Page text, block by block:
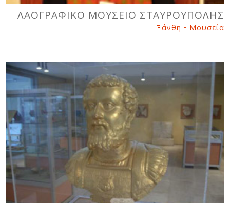
ΛΑΟΓΡΑΦΙΚΟ ΜΟΥΣΕΙΟ ΣΤΑΥΡΟΥΠΟΛΗΣ
Ξάνθη • Μουσεία